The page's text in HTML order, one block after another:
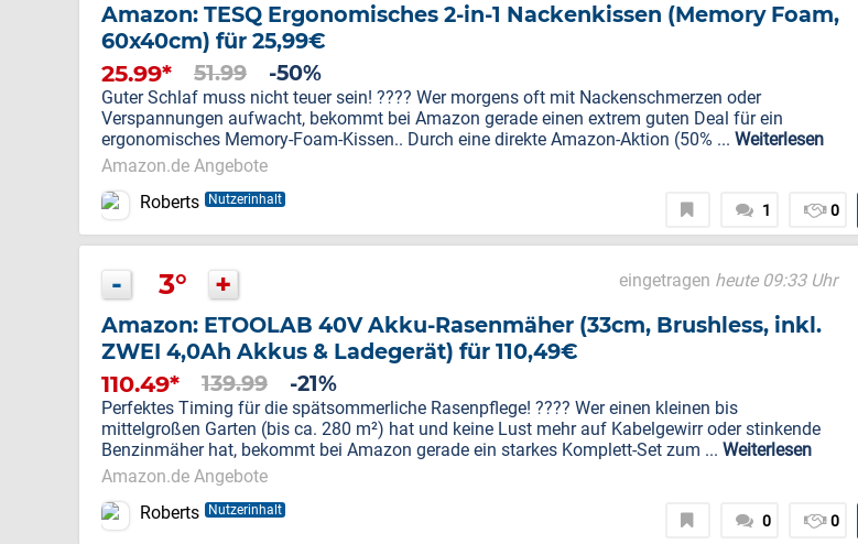
Amazon: TESQ Ergonomisches 2-in-1 Nackenkissen (Memory Foam,
60x40cm) für 25,99€
25.99* 51.99 -50%
Guter Schlaf muss nicht teuer sein! ???? Wer morgens oft mit Nackenschmerzen oder
Verspannungen aufwacht, bekommt bei Amazon gerade einen extrem guten Deal für ein
ergonomisches Memory-Foam-Kissen.. Durch eine direkte Amazon-Aktion (50% ... Weiterlesen
Amazon.de Angebote
Roberts Nutzerinhalt
1 0
- 3° + eingetragen heute 09:33 Uhr
Amazon: ETOOLAB 40V Akku-Rasenmäher (33cm, Brushless, inkl.
ZWEI 4,0Ah Akkus & Ladegerät) für 110,49€
110.49* 139.99 -21%
Perfektes Timing für die spätsommerliche Rasenpflege! ???? Wer einen kleinen bis
mittelgroßen Garten (bis ca. 280 m²) hat und keine Lust mehr auf Kabelgewirr oder stinkende
Benzinmäher hat, bekommt bei Amazon gerade ein starkes Komplett-Set zum ... Weiterlesen
Amazon.de Angebote
Roberts Nutzerinhalt
0 0